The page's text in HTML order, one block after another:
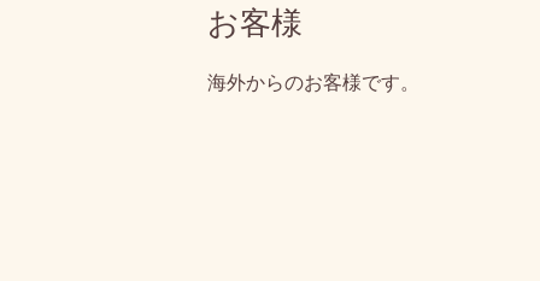
お客様
海外からのお客様です。